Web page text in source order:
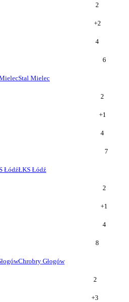
2
+2
4
6
Stal Mielec
2
+1
4
7
ŁódźŁKS Łódź
2
+1
4
8
Chrobry Głogów
2
+3